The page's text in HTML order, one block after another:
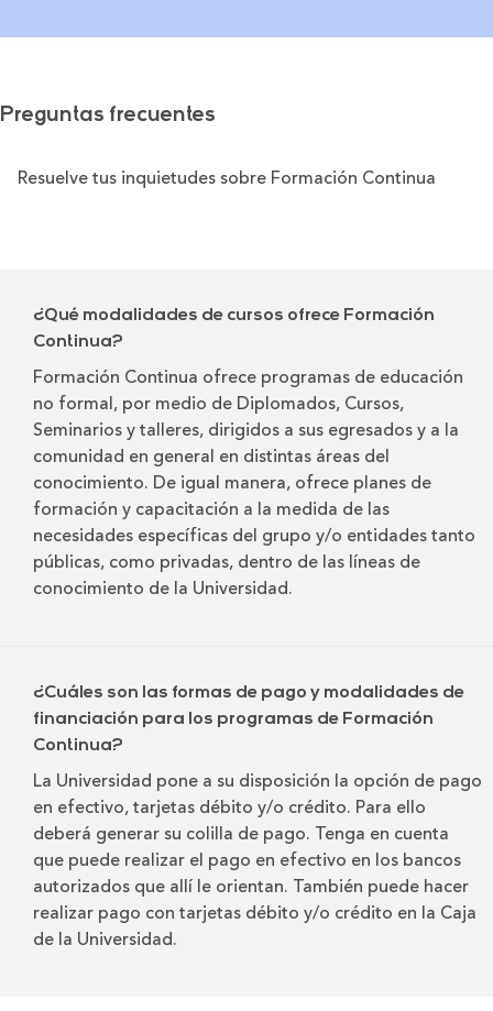
Preguntas frecuentes
Resuelve tus inquietudes sobre Formación Continua
¿Qué modalidades de cursos ofrece Formación
Continua?
Formación Continua ofrece programas de educación
no formal, por medio de Diplomados, Cursos,
Seminarios y talleres, dirigidos a sus egresados y a la
comunidad en general en distintas áreas del
conocimiento. De igual manera, ofrece planes de
formación y capacitación a la medida de las
necesidades específicas del grupo y/o entidades tanto
públicas, como privadas, dentro de las líneas de
conocimiento de la Universidad.
¿Cuáles son las formas de pago y modalidades de
financiación para los programas de Formación
Continua?
La Universidad pone a su disposición la opción de pago
en efectivo, tarjetas débito y/o crédito. Para ello
deberá generar su colilla de pago. Tenga en cuenta
que puede realizar el pago en efectivo en los bancos
autorizados que allí le orientan. También puede hacer
realizar pago con tarjetas débito y/o crédito en la Caja
de la Universidad.